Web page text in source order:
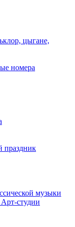
цыгане,
номера
праздник
музыки
студии